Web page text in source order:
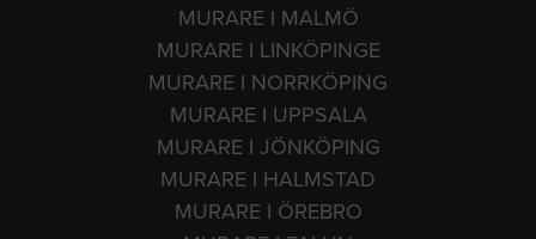
MURARE I MALMÖ
MURARE I LINKÖPINGE
MURARE I NORRKÖPING
MURARE I UPPSALA
MURARE I JÖNKÖPING
MURARE I HALMSTAD
MURARE I ÖREBRO